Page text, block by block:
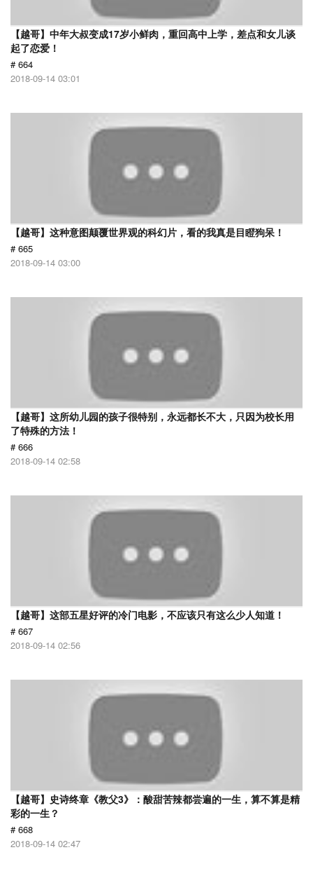
【越哥】中年大叔变成17岁小鲜肉，重回高中上学，差点和女儿谈
起了恋爱！
# 664
2018-09-14 03:01
【越哥】这种意图颠覆世界观的科幻片，看的我真是目瞪狗呆！
# 665
2018-09-14 03:00
【越哥】这所幼儿园的孩子很特别，永远都长不大，只因为校长用
了特殊的方法！
# 666
2018-09-14 02:58
【越哥】这部五星好评的冷门电影，不应该只有这么少人知道！
# 667
2018-09-14 02:56
【越哥】史诗终章《教父3》：酸甜苦辣都尝遍的一生，算不算是精
彩的一生？
# 668
2018-09-14 02:47